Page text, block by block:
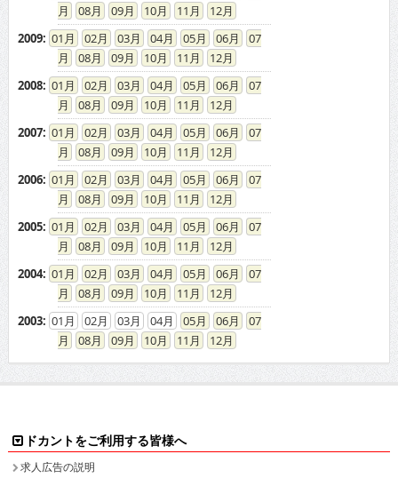
08
09 10 11
12
2009: 01 02 03 04 05 06
07
08
09 10 11
12
2008: 01 02 03 04 05 06
07
08
09 10 11
12
2007: 01 02 03 04 05 06
07
08
09 10 11
12
2006: 01 02 03 04 05 06
07
08
09 10 11
12
2005: 01 02 03 04 05 06
07
08
09 10 11
12
2004: 01 02 03 04 05 06
07
08
09 10 11
12
2003: 01 02 03 04 05 06
07
08
09 10 11 12
ドカントをご利用する皆様へ
求人広告の説明